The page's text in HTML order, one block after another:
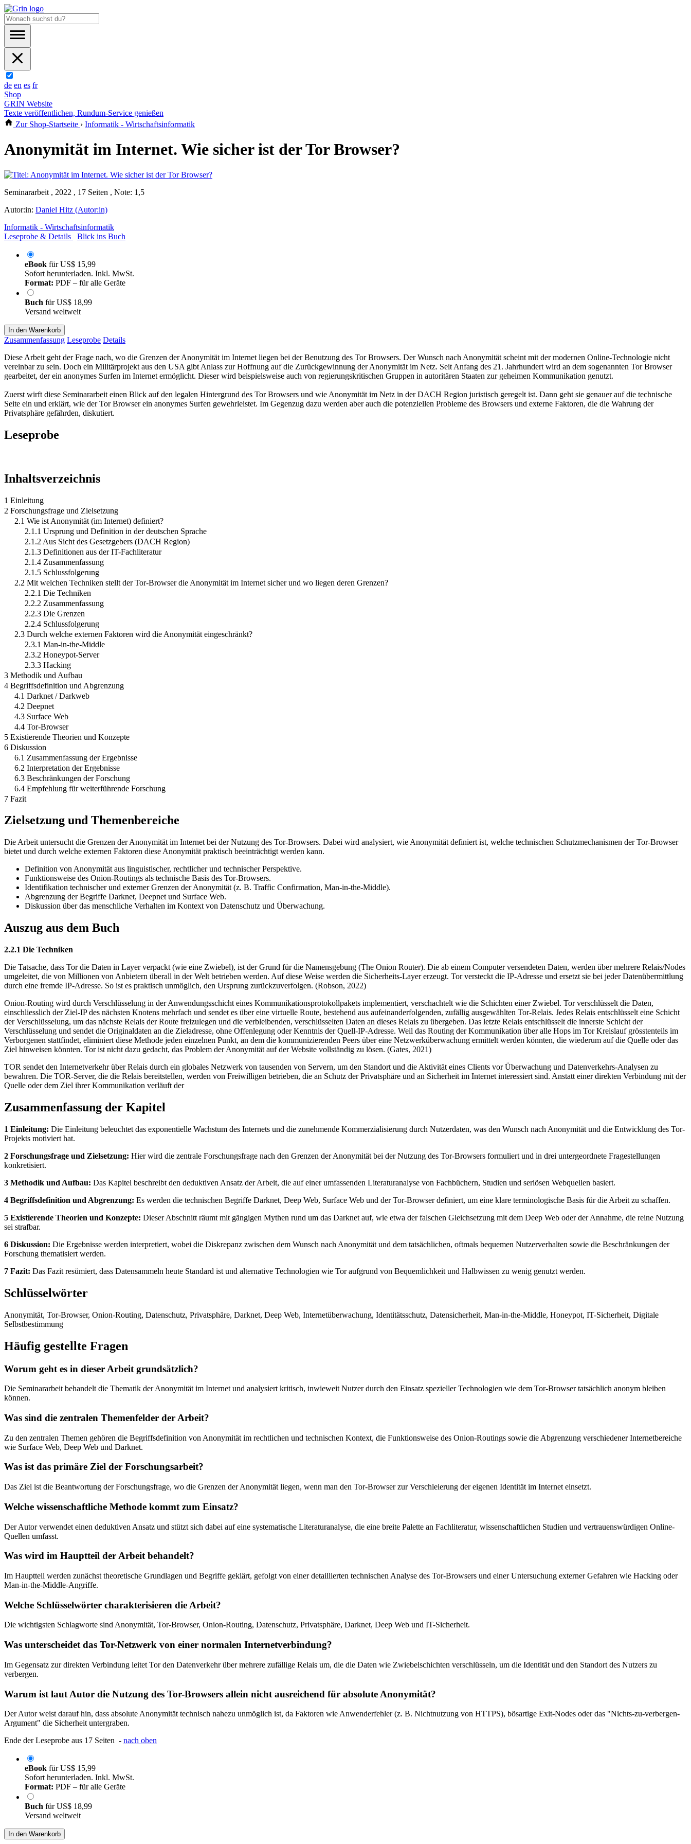
de en es fr
Shop
GRIN Website
Texte veröffentlichen, Rundum-Service genießen
Zur Shop-Startseite › Informatik - Wirtschaftsinformatik
Anonymität im Internet. Wie sicher ist der Tor Browser?
Seminararbeit , 2022 , 17 Seiten , Note: 1,5
Autor:in: Daniel Hitz (Autor:in)
Informatik - Wirtschaftsinformatik
Leseprobe & Details
Blick ins Buch
eBook fürUS$ 15,99
Sofort herunterladen. Inkl. MwSt.
Format: PDF – für alle Geräte
Buch fürUS$ 18,99
Versand weltweit
In den Warenkorb
Zusammenfassung Leseprobe Details
Diese Arbeit geht der Frage nach, wo die Grenzen der Anonymität im Internet liegen bei der Benutzung des Tor Browsers. Der Wunsch nach Anonymität scheint mit der modernen Online-Technologie nicht
vereinbar zu sein. Doch ein Militärprojekt aus den USA gibt Anlass zur Hoffnung auf die Zurückgewinnung der Anonymität im Netz. Seit Anfang des 21. Jahrhundert wird an dem sogenannten Tor Browser
gearbeitet, der ein anonymes Surfen im Internet ermöglicht. Dieser wird beispielsweise auch von regierungskritischen Gruppen in autoritären Staaten zur geheimen Kommunikation genutzt.
Zuerst wirft diese Seminararbeit einen Blick auf den legalen Hintergrund des Tor Browsers und wie Anonymität im Netz in der DACH Region juristisch geregelt ist. Dann geht sie genauer auf die technische
Seite ein und erklärt, wie der Tor Browser ein anonymes Surfen gewehrleistet. Im Gegenzug dazu werden aber auch die potenziellen Probleme des Browsers und externe Faktoren, die die Wahrung der
Privatsphäre gefährden, diskutiert.
Leseprobe
Inhaltsverzeichnis
1 Einleitung
2 Forschungsfrage und Zielsetzung
2.1 Wie ist Anonymität (im Internet) definiert?
2.1.1 Ursprung und Definition in der deutschen Sprache
2.1.2 Aus Sicht des Gesetzgebers (DACH Region)
2.1.3 Definitionen aus der IT-Fachliteratur
2.1.4 Zusammenfassung
2.1.5 Schlussfolgerung
2.2 Mit welchen Techniken stellt der Tor-Browser die Anonymität im Internet sicher und wo liegen deren Grenzen?
2.2.1 Die Techniken
2.2.2 Zusammenfassung
2.2.3 Die Grenzen
2.2.4 Schlussfolgerung
2.3 Durch welche externen Faktoren wird die Anonymität eingeschränkt?
2.3.1 Man-in-the-Middle
2.3.2 Honeypot-Server
2.3.3 Hacking
3 Methodik und Aufbau
4 Begriffsdefinition und Abgrenzung
4.1 Darknet / Darkweb
4.2 Deepnet
4.3 Surface Web
4.4 Tor-Browser
5 Existierende Theorien und Konzepte
6 Diskussion
6.1 Zusammenfassung der Ergebnisse
6.2 Interpretation der Ergebnisse
6.3 Beschränkungen der Forschung
6.4 Empfehlung für weiterführende Forschung
7 Fazit
Zielsetzung und Themenbereiche
Die Arbeit untersucht die Grenzen der Anonymität im Internet bei der Nutzung des Tor-Browsers. Dabei wird analysiert, wie Anonymität definiert ist, welche technischen Schutzmechanismen der Tor-Browser
bietet und durch welche externen Faktoren diese Anonymität praktisch beeinträchtigt werden kann.
Definition von Anonymität aus linguistischer, rechtlicher und technischer Perspektive.
Funktionsweise des Onion-Routings als technische Basis des Tor-Browsers.
Identifikation technischer und externer Grenzen der Anonymität (z. B. Traffic Confirmation, Man-in-the-Middle).
Abgrenzung der Begriffe Darknet, Deepnet und Surface Web.
Diskussion über das menschliche Verhalten im Kontext von Datenschutz und Überwachung.
Auszug aus dem Buch
2.2.1 Die Techniken
Die Tatsache, dass Tor die Daten in Layer verpackt (wie eine Zwiebel), ist der Grund für die Namensgebung (The Onion Router). Die ab einem Computer versendeten Daten, werden über mehrere Relais/Nodes
umgeleitet, die von Millionen von Anbietern überall in der Welt betrieben werden. Auf diese Weise werden die Sicherheits-Layer erzeugt. Tor versteckt die IP-Adresse und ersetzt sie bei jeder Datenübermittlung
durch eine fremde IP-Adresse. So ist es praktisch unmöglich, den Ursprung zurückzuverfolgen. (Robson, 2022)
Onion-Routing wird durch Verschlüsselung in der Anwendungsschicht eines Kommunikationsprotokollpakets implementiert, verschachtelt wie die Schichten einer Zwiebel. Tor verschlüsselt die Daten,
einschliesslich der Ziel-IP des nächsten Knotens mehrfach und sendet es über eine virtuelle Route, bestehend aus aufeinanderfolgenden, zufällig ausgewählten Tor-Relais. Jedes Relais entschlüsselt eine Schicht
der Verschlüsselung, um das nächste Relais der Route freizulegen und die verbleibenden, verschlüsselten Daten an dieses Relais zu übergeben. Das letzte Relais entschlüsselt die innerste Schicht der
Verschlüsselung und sendet die Originaldaten an die Zieladresse, ohne Offenlegung oder Kenntnis der Quell-IP-Adresse. Weil das Routing der Kommunikation über alle Hops im Tor Kreislauf grösstenteils im
Verborgenen stattfindet, eliminiert diese Methode jeden einzelnen Punkt, an dem die kommunizierenden Peers über eine Netzwerküberwachung ermittelt werden könnten, die wiederum auf die Quelle oder das
Ziel hinweisen könnten. Tor ist nicht dazu gedacht, das Problem der Anonymität auf der Website vollständig zu lösen. (Gates, 2021)
TOR sendet den Internetverkehr über Relais durch ein globales Netzwerk von tausenden von Servern, um den Standort und die Aktivität eines Clients vor Überwachung und Datenverkehrs-Analysen zu
bewahren. Die TOR-Server, die die Relais bereitstellen, werden von Freiwilligen betrieben, die an Schutz der Privatsphäre und an Sicherheit im Internet interessiert sind. Anstatt einer direkten Verbindung mit der
Quelle oder dem Ziel ihrer Kommunikation verläuft der
Zusammenfassung der Kapitel
1 Einleitung: Die Einleitung beleuchtet das exponentielle Wachstum des Internets und die zunehmende Kommerzialisierung durch Nutzerdaten, was den Wunsch nach Anonymität und die Entwicklung des Tor-
Projekts motiviert hat.
2 Forschungsfrage und Zielsetzung: Hier wird die zentrale Forschungsfrage nach den Grenzen der Anonymität bei der Nutzung des Tor-Browsers formuliert und in drei untergeordnete Fragestellungen
konkretisiert.
3 Methodik und Aufbau: Das Kapitel beschreibt den deduktiven Ansatz der Arbeit, die auf einer umfassenden Literaturanalyse von Fachbüchern, Studien und seriösen Webquellen basiert.
4 Begriffsdefinition und Abgrenzung: Es werden die technischen Begriffe Darknet, Deep Web, Surface Web und der Tor-Browser definiert, um eine klare terminologische Basis für die Arbeit zu schaffen.
5 Existierende Theorien und Konzepte: Dieser Abschnitt räumt mit gängigen Mythen rund um das Darknet auf, wie etwa der falschen Gleichsetzung mit dem Deep Web oder der Annahme, die reine Nutzung
sei strafbar.
6 Diskussion: Die Ergebnisse werden interpretiert, wobei die Diskrepanz zwischen dem Wunsch nach Anonymität und dem tatsächlichen, oftmals bequemen Nutzerverhalten sowie die Beschränkungen der
Forschung thematisiert werden.
7 Fazit: Das Fazit resümiert, dass Datensammeln heute Standard ist und alternative Technologien wie Tor aufgrund von Bequemlichkeit und Halbwissen zu wenig genutzt werden.
Schlüsselwörter
Anonymität, Tor-Browser, Onion-Routing, Datenschutz, Privatsphäre, Darknet, Deep Web, Internetüberwachung, Identitätsschutz, Datensicherheit, Man-in-the-Middle, Honeypot, IT-Sicherheit, Digitale
Selbstbestimmung
Häufig gestellte Fragen
Worum geht es in dieser Arbeit grundsätzlich?
Die Seminararbeit behandelt die Thematik der Anonymität im Internet und analysiert kritisch, inwieweit Nutzer durch den Einsatz spezieller Technologien wie dem Tor-Browser tatsächlich anonym bleiben
können.
Was sind die zentralen Themenfelder der Arbeit?
Zu den zentralen Themen gehören die Begriffsdefinition von Anonymität im rechtlichen und technischen Kontext, die Funktionsweise des Onion-Routings sowie die Abgrenzung verschiedener Internetbereiche
wie Surface Web, Deep Web und Darknet.
Was ist das primäre Ziel der Forschungsarbeit?
Das Ziel ist die Beantwortung der Forschungsfrage, wo die Grenzen der Anonymität liegen, wenn man den Tor-Browser zur Verschleierung der eigenen Identität im Internet einsetzt.
Welche wissenschaftliche Methode kommt zum Einsatz?
Der Autor verwendet einen deduktiven Ansatz und stützt sich dabei auf eine systematische Literaturanalyse, die eine breite Palette an Fachliteratur, wissenschaftlichen Studien und vertrauenswürdigen Online-
Quellen umfasst.
Was wird im Hauptteil der Arbeit behandelt?
Im Hauptteil werden zunächst theoretische Grundlagen und Begriffe geklärt, gefolgt von einer detaillierten technischen Analyse des Tor-Browsers und einer Untersuchung externer Gefahren wie Hacking oder
Man-in-the-Middle-Angriffe.
Welche Schlüsselwörter charakterisieren die Arbeit?
Die wichtigsten Schlagworte sind Anonymität, Tor-Browser, Onion-Routing, Datenschutz, Privatsphäre, Darknet, Deep Web und IT-Sicherheit.
Was unterscheidet das Tor-Netzwerk von einer normalen Internetverbindung?
Im Gegensatz zur direkten Verbindung leitet Tor den Datenverkehr über mehrere zufällige Relais um, die die Daten wie Zwiebelschichten verschlüsseln, um die Identität und den Standort des Nutzers zu
verbergen.
Warum ist laut Autor die Nutzung des Tor-Browsers allein nicht ausreichend für absolute Anonymität?
Der Autor weist darauf hin, dass absolute Anonymität technisch nahezu unmöglich ist, da Faktoren wie Anwenderfehler (z. B. Nichtnutzung von HTTPS), bösartige Exit-Nodes oder das "Nichts-zu-verbergen-
Argument" die Sicherheit untergraben.
Ende der Leseprobe aus 17 Seiten - nach oben
eBook fürUS$ 15,99
Sofort herunterladen. Inkl. MwSt.
Format: PDF – für alle Geräte
Buch fürUS$ 18,99
Versand weltweit
In den Warenkorb